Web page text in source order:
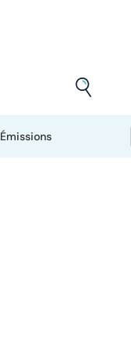
Émissions